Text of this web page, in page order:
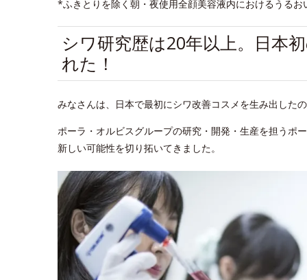
*ふきとりを除く朝・夜使用全顔美容液内におけるうるお
シワ研究歴は20年以上。日本
れた！
みなさんは、日本で最初にシワ改善コスメを生み出した
ポーラ・オルビスグループの研究・開発・生産を担うポ
新しい可能性を切り拓いてきました。